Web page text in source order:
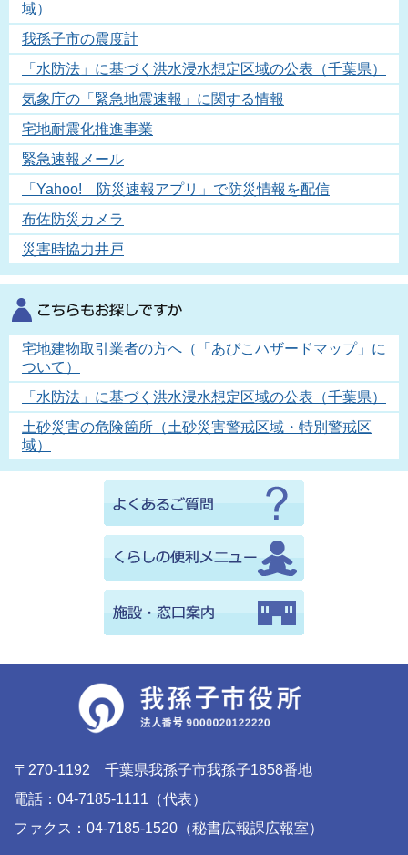
域）
我孫子市の震度計
「水防法」に基づく洪水浸水想定区域の公表（千葉県）
気象庁の「緊急地震速報」に関する情報
宅地耐震化推進事業
緊急速報メール
「Yahoo! 防災速報アプリ」で防災情報を配信
布佐防災カメラ
災害時協力井戸
宅地建物取引業者の方へ（「あびこハザードマップ」に
ついて）
「水防法」に基づく洪水浸水想定区域の公表（千葉県）
土砂災害の危険箇所（土砂災害警戒区域・特別警戒区
域）
〒270-1192 千葉県我孫子市我孫子1858番地
電話：04-7185-1111（代表）
ファクス：04-7185-1520（秘書広報課広報室）